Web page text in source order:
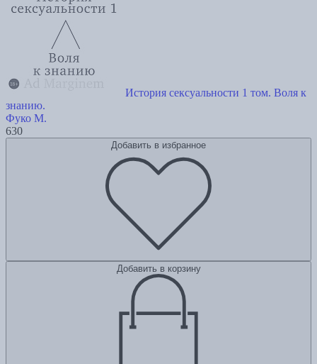
История сексуальности 1 том. Воля к
знанию.
Фуко М.
630
Добавить в избранное
Добавить в корзину